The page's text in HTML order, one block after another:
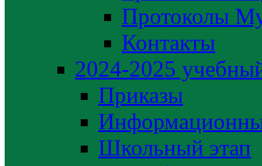
Протоколы
Контакты
2024-2025
Приказы
Школьный этап